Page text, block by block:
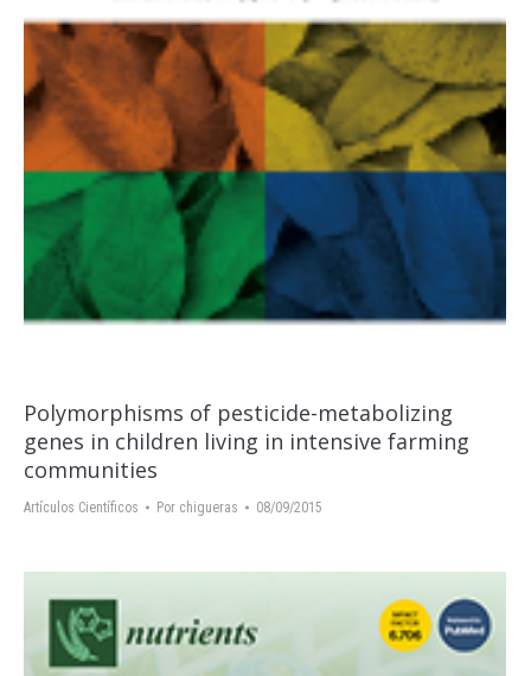
Polymorphisms of pesticide-metabolizing
genes in children living in intensive farming
communities
Artículos Científicos Por chigueras 08/09/2015